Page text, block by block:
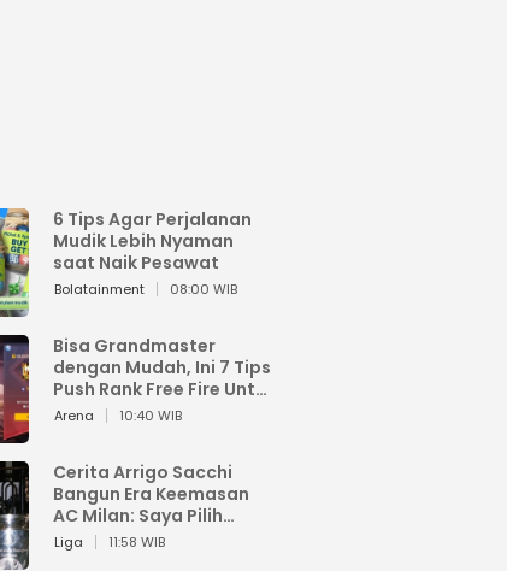
6 Tips Agar Perjalanan
Mudik Lebih Nyaman
saat Naik Pesawat
Bolatainment 08:00 WIB
Bisa Grandmaster
dengan Mudah, Ini 7 Tips
Push Rank Free Fire Untuk
Pemula
Arena 10:40 WIB
Cerita Arrigo Sacchi
Bangun Era Keemasan
AC Milan: Saya Pilih
Pemain dari Isi Otaknya
Liga 11:58 WIB